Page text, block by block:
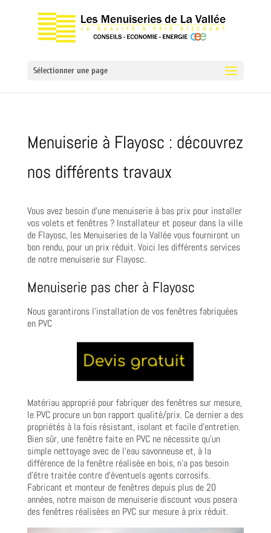
Sélectionner une page
Menuiserie à Flayosc : découvrez
nos différents travaux
Vous avez besoin d’une menuiserie à bas prix pour installer
vos volets et fenêtres ? Installateur et poseur dans la ville
de Flayosc, les Menuiseries de la Vallée vous fourniront un
bon rendu, pour un prix réduit. Voici les différents services
de notre menuiserie sur Flayosc.
Menuiserie pas cher à Flayosc
Nous garantirons l’installation de vos fenêtres fabriquées
en PVC
Matériau approprié pour fabriquer des fenêtres sur mesure,
le PVC procure un bon rapport qualité/prix. Ce dernier a des
propriétés à la fois résistant, isolant et facile d’entretien.
Bien sûr, une fenêtre faite en PVC ne nécessite qu’un
simple nettoyage avec de l’eau savonneuse et, à la
différence de la fenêtre réalisée en bois, n’a pas besoin
d’être traitée contre d’éventuels agents corrosifs.
Fabricant et monteur de fenêtres depuis plus de 20
années, notre maison de menuiserie discount vous posera
des fenêtres réalisées en PVC sur mesure à prix réduit.